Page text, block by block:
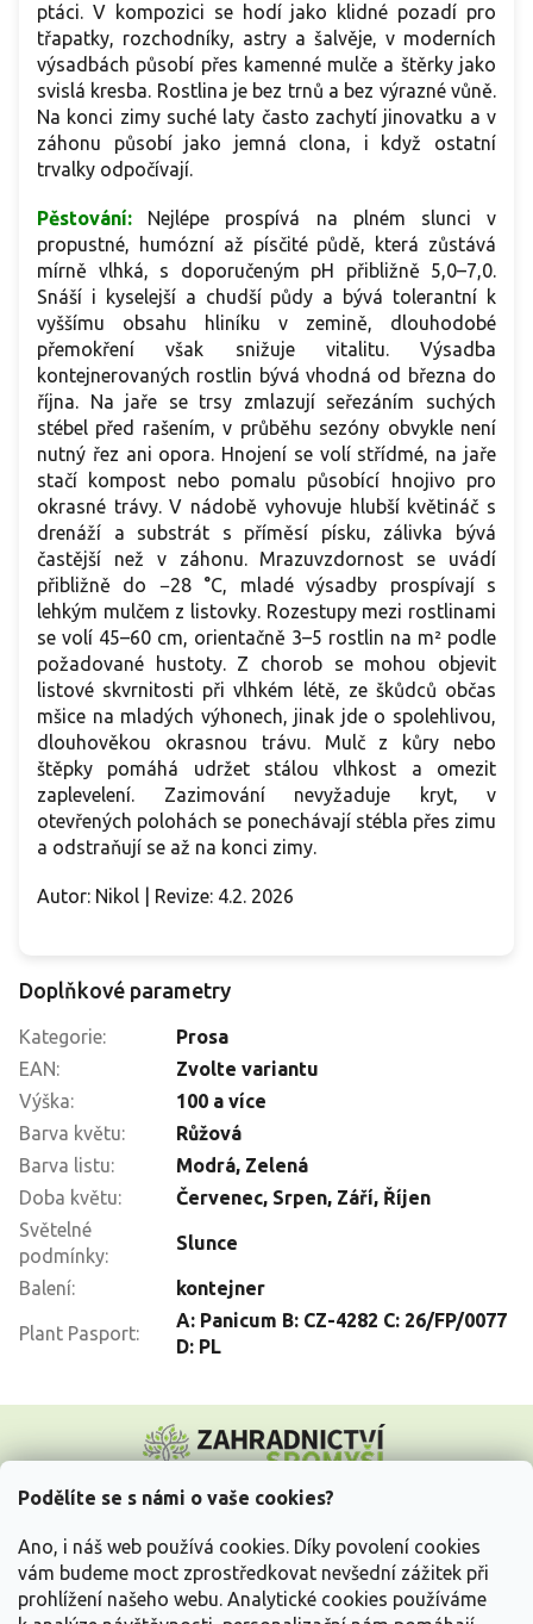
Podělíte se s námi o vaše cookies?
Ano, i náš web používá cookies. Díky povolení cookies
vám budeme moct zprostředkovat nevšední zážitek při
prohlížení našeho webu. Analytické cookies používáme
ptáci. V kompozici se hodí jako klidné pozadí pro
třapatky, rozchodníky, astry a šalvěje, v moderních
výsadbách působí přes kamenné mulče a štěrky jako
svislá kresba. Rostlina je bez trnů a bez výrazné vůně.
Na konci zimy suché laty často zachytí jinovatku a v
záhonu působí jako jemná clona, i když ostatní
trvalky odpočívají.
Pěstování: Nejlépe prospívá na plném slunci v
propustné, humózní až písčité půdě, která zůstává
mírně vlhká, s doporučeným pH přibližně 5,0–7,0.
Snáší i kyselejší a chudší půdy a bývá tolerantní k
vyššímu obsahu hliníku v zemině, dlouhodobé
přemokření však snižuje vitalitu. Výsadba
kontejnerovaných rostlin bývá vhodná od března do
října. Na jaře se trsy zmlazují seřezáním suchých
stébel před rašením, v průběhu sezóny obvykle není
nutný řez ani opora. Hnojení se volí střídmé, na jaře
stačí kompost nebo pomalu působící hnojivo pro
okrasné trávy. V nádobě vyhovuje hlubší květináč s
drenáží a substrát s příměsí písku, zálivka bývá
častější než v záhonu. Mrazuvzdornost se uvádí
přibližně do −28 °C, mladé výsadby prospívají s
lehkým mulčem z listovky. Rozestupy mezi rostlinami
se volí 45–60 cm, orientačně 3–5 rostlin na m² podle
požadované hustoty. Z chorob se mohou objevit
listové skvrnitosti při vlhkém létě, ze škůdců občas
mšice na mladých výhonech, jinak jde o spolehlivou,
dlouhověkou okrasnou trávu. Mulč z kůry nebo
štěpky pomáhá udržet stálou vlhkost a omezit
zaplevelení. Zazimování nevyžaduje kryt, v
otevřených polohách se ponechávají stébla přes zimu
a odstraňují se až na konci zimy.
Autor: Nikol | Revize: 4.2. 2026
Doplňkové parametry
Kategorie:
Prosa
EAN:
Zvolte variantu
Výška:
100 a více
Barva květu:
Růžová
Barva listu: Modrá, Zelená
Doba květu: Červenec, Srpen, Září, Říjen
Světelné
podmínky:
Slunce
Balení: kontejner
Plant Pasport:
A: Panicum B: CZ-4282 C: 26/FP/0077
D: PL
p
Vše o nákupu
Informace pro Vás